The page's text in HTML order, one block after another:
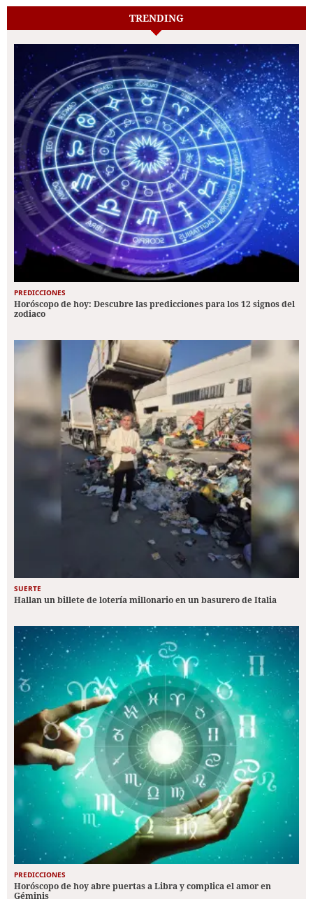
TRENDING
PREDICCIONES
Horóscopo de hoy: Descubre las predicciones para los 12 signos del
zodiaco
SUERTE
Hallan un billete de lotería millonario en un basurero de Italia
PREDICCIONES
Horóscopo de hoy abre puertas a Libra y complica el amor en
Géminis